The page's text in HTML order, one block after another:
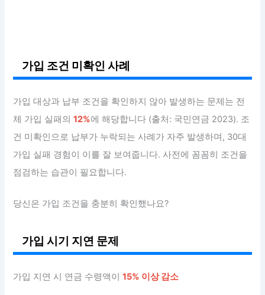
가입 조건 미확인 사례
가입 대상과 납부 조건을 확인하지 않아 발생하는 문제는 전
체 가입 실패의12%에 해당합니다 (출처: 국민연금 2023). 조
건 미확인으로 납부가 누락되는 사례가 자주 발생하며, 30대
가입 실패 경험이 이를 잘 보여줍니다. 사전에 꼼꼼히 조건을
점검하는 습관이 필요합니다.
당신은 가입 조건을 충분히 확인했나요?
가입 시기 지연 문제
가입 지연 시 연금 수령액이15% 이상 감소